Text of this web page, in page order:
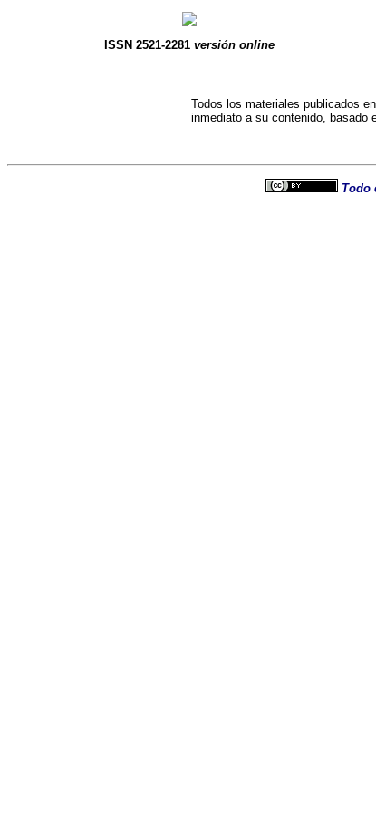
ISSN 2521-2281versión online
Todos los materiales publicados
inmediato a su contenido, basado
Todo